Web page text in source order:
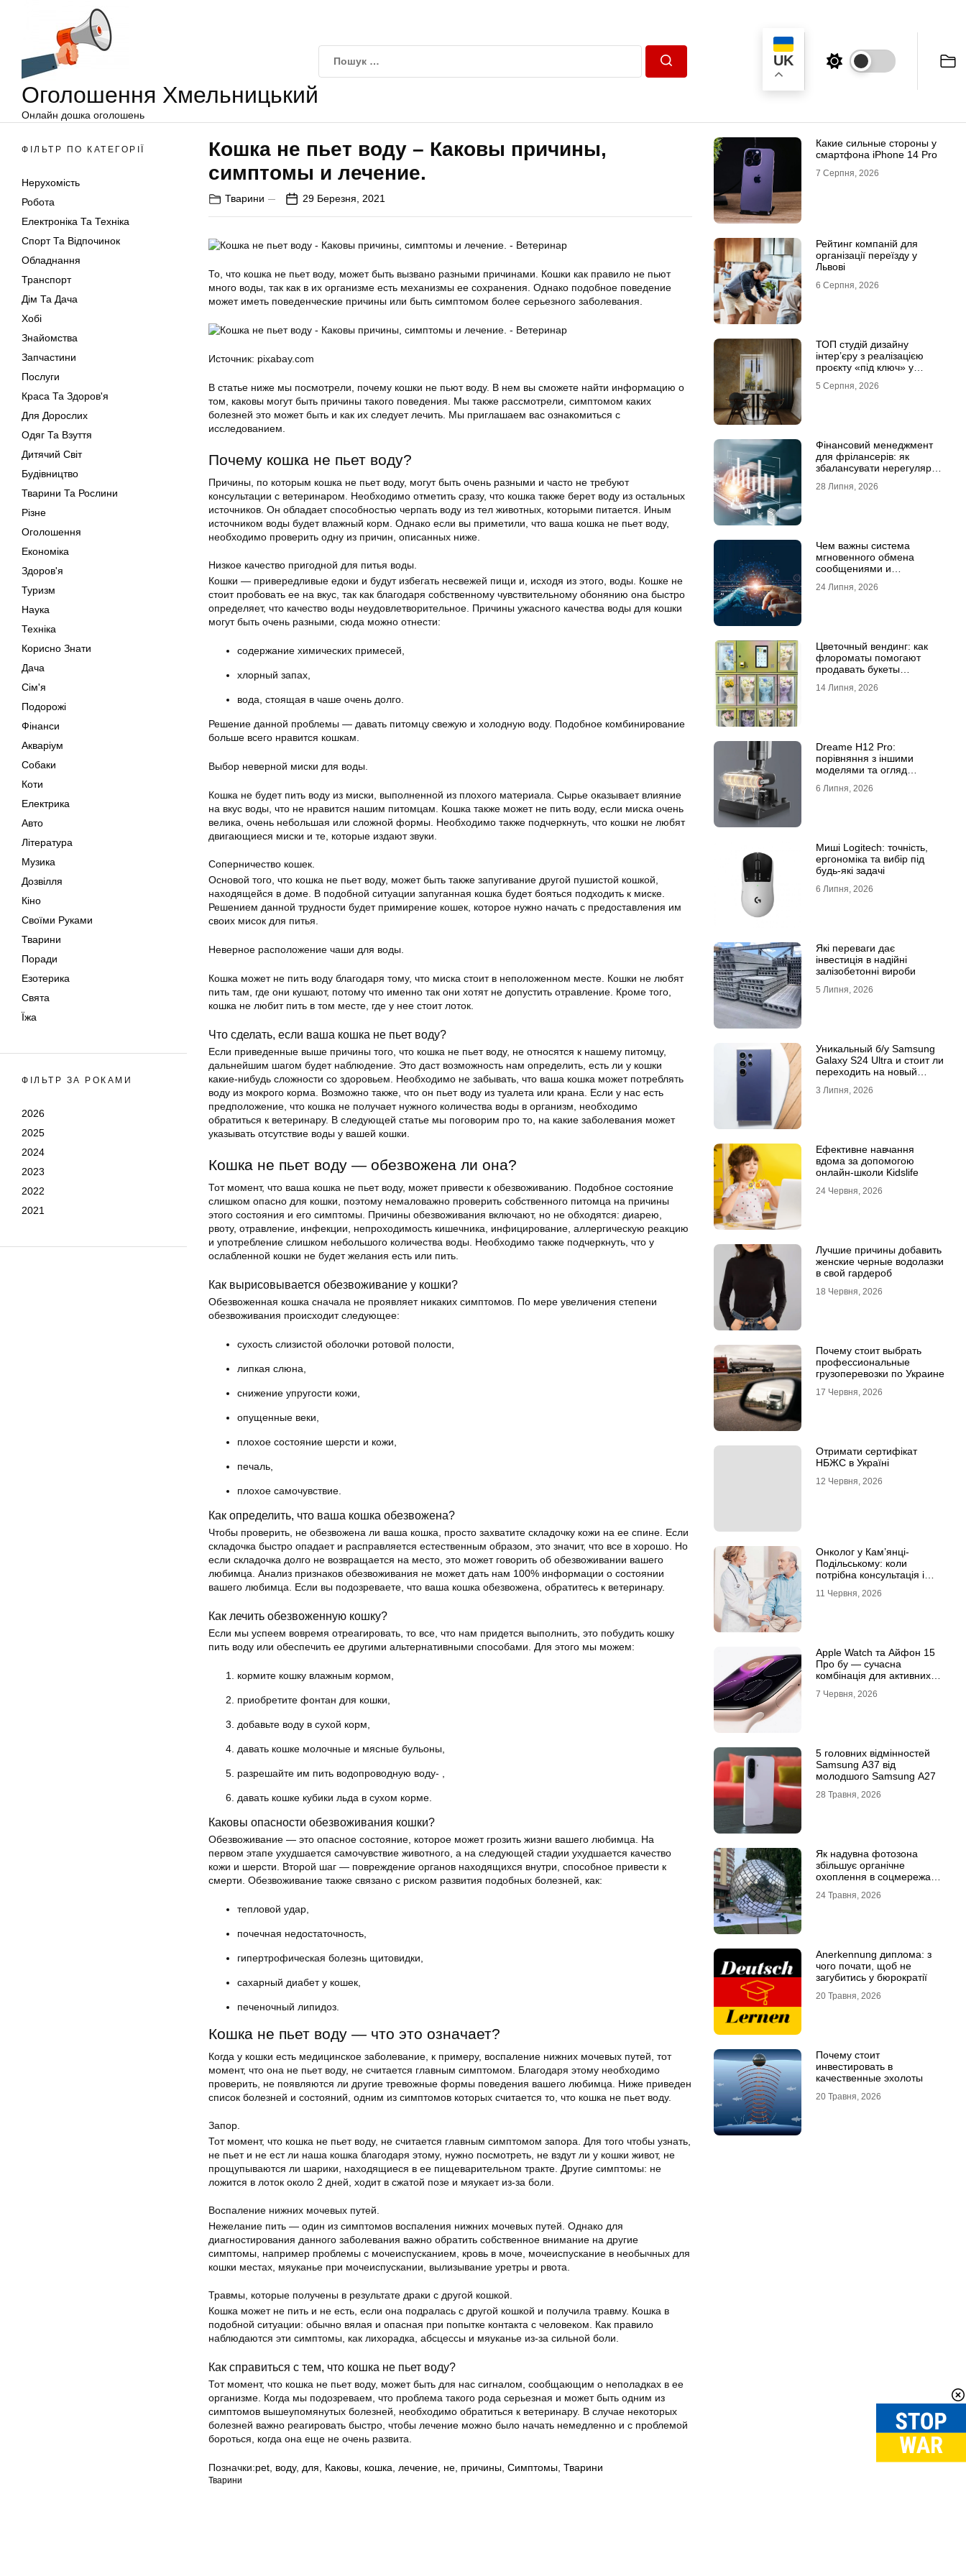
Оголошення Хмельницький
Онлайн дошка оголошень
UK
ФІЛЬТР ПО КАТЕГОРІЇ
Нерухомість
Робота
Електроніка Та Техніка
Спорт Та Відпочинок
Обладнання
Транспорт
Дім Та Дача
Хобі
Знайомства
Запчастини
Послуги
Краса Та Здоров'я
Для Дорослих
Одяг Та Взуття
Дитячий Світ
Будівництво
Тварини Та Рослини
Різне
Оголошення
Економіка
Здоров'я
Туризм
Наука
Техніка
Корисно Знати
Дача
Сім'я
Подорожі
Фінанси
Акваріум
Собаки
Коти
Електрика
Авто
Література
Музика
Дозвілля
Кіно
Своїми Руками
Тварини
Поради
Езотерика
Свята
Їжа
ФІЛЬТР ЗА РОКАМИ
2026
2025
2024
2023
2022
2021
Кошка не пьет воду – Каковы причины,
симптомы и лечение.
Тварини 29 Березня, 2021
То, что кошка не пьет воду, может быть вызвано разными причинами. Кошки как правило не пьют
много воды, так как в их организме есть механизмы ее сохранения. Однако подобное поведение
может иметь поведенческие причины или быть симптомом более серьезного заболевания.
Источник: pixabay.com
В статье ниже мы посмотрели, почему кошки не пьют воду. В нем вы сможете найти информацию о
том, каковы могут быть причины такого поведения. Мы также рассмотрели, симптомом каких
болезней это может быть и как их следует лечить. Мы приглашаем вас ознакомиться с
исследованием.
Почему кошка не пьет воду?
Причины, по которым кошка не пьет воду, могут быть очень разными и часто не требуют
консультации с ветеринаром. Необходимо отметить сразу, что кошка также берет воду из остальных
источников. Он обладает способностью черпать воду из тел животных, которыми питается. Иным
источником воды будет влажный корм. Однако если вы приметили, что ваша кошка не пьет воду,
необходимо проверить одну из причин, описанных ниже.
Низкое качество пригодной для питья воды.
Кошки — привередливые едоки и будут избегать несвежей пищи и, исходя из этого, воды. Кошке не
стоит пробовать ее на вкус, так как благодаря собственному чувствительному обонянию она быстро
определяет, что качество воды неудовлетворительное. Причины ужасного качества воды для кошки
могут быть очень разными, сюда можно отнести:
содержание химических примесей,
хлорный запах,
вода, стоящая в чаше очень долго.
Решение данной проблемы — давать питомцу свежую и холодную воду. Подобное комбинирование
больше всего нравится кошкам.
Выбор неверной миски для воды.
Кошка не будет пить воду из миски, выполненной из плохого материала. Сырье оказывает влияние
на вкус воды, что не нравится нашим питомцам. Кошка также может не пить воду, если миска очень
велика, очень небольшая или сложной формы. Необходимо также подчеркнуть, что кошки не любят
двигающиеся миски и те, которые издают звуки.
Соперничество кошек.
Основой того, что кошка не пьет воду, может быть также запугивание другой пушистой кошкой,
находящейся в доме. В подобной ситуации запуганная кошка будет бояться подходить к миске.
Решением данной трудности будет примирение кошек, которое нужно начать с предоставления им
своих мисок для питья.
Неверное расположение чаши для воды.
Кошка может не пить воду благодаря тому, что миска стоит в неположенном месте. Кошки не любят
пить там, где они кушают, потому что именно так они хотят не допустить отравление. Кроме того,
кошка не любит пить в том месте, где у нее стоит лоток.
Что сделать, если ваша кошка не пьет воду?
Если приведенные выше причины того, что кошка не пьет воду, не относятся к нашему питомцу,
дальнейшим шагом будет наблюдение. Это даст возможность нам определить, есть ли у кошки
какие-нибудь сложности со здоровьем. Необходимо не забывать, что ваша кошка может потреблять
воду из мокрого корма. Возможно также, что он пьет воду из туалета или крана. Если у нас есть
предположение, что кошка не получает нужного количества воды в организм, необходимо
обратиться к ветеринару. В следующей статье мы поговорим про то, на какие заболевания может
указывать отсутствие воды у вашей кошки.
Кошка не пьет воду — обезвожена ли она?
Тот момент, что ваша кошка не пьет воду, может привести к обезвоживанию. Подобное состояние
слишком опасно для кошки, поэтому немаловажно проверить собственного питомца на причины
этого состояния и его симптомы. Причины обезвоживания включают, но не обходятся: диарею,
рвоту, отравление, инфекции, непроходимость кишечника, инфицирование, аллергическую реакцию
и употребление слишком небольшого количества воды. Необходимо также подчеркнуть, что у
ослабленной кошки не будет желания есть или пить.
Как вырисовывается обезвоживание у кошки?
Обезвоженная кошка сначала не проявляет никаких симптомов. По мере увеличения степени
обезвоживания происходит следующее:
сухость слизистой оболочки ротовой полости,
липкая слюна,
снижение упругости кожи,
опущенные веки,
плохое состояние шерсти и кожи,
печаль,
плохое самочувствие.
Как определить, что ваша кошка обезвожена?
Чтобы проверить, не обезвожена ли ваша кошка, просто захватите складочку кожи на ее спине. Если
складочка быстро опадает и расправляется естественным образом, это значит, что все в хорошо. Но
если складочка долго не возвращается на место, это может говорить об обезвоживании вашего
любимца. Анализ признаков обезвоживания не может дать нам 100% информации о состоянии
вашего любимца. Если вы подозреваете, что ваша кошка обезвожена, обратитесь к ветеринару.
Как лечить обезвоженную кошку?
Если мы успеем вовремя отреагировать, то все, что нам придется выполнить, это побудить кошку
пить воду или обеспечить ее другими альтернативными способами. Для этого мы можем:
кормите кошку влажным кормом,
приобретите фонтан для кошки,
добавьте воду в сухой корм,
давать кошке молочные и мясные бульоны,
разрешайте им пить водопроводную воду- ,
давать кошке кубики льда в сухом корме.
Каковы опасности обезвоживания кошки?
Обезвоживание — это опасное состояние, которое может грозить жизни вашего любимца. На
первом этапе ухудшается самочувствие животного, а на следующей стадии ухудшается качество
кожи и шерсти. Второй шаг — повреждение органов находящихся внутри, способное привести к
смерти. Обезвоживание также связано с риском развития подобных болезней, как:
тепловой удар,
почечная недостаточность,
гипертрофическая болезнь щитовидки,
сахарный диабет у кошек,
печеночный липидоз.
Кошка не пьет воду — что это означает?
Когда у кошки есть медицинское заболевание, к примеру, воспаление нижних мочевых путей, тот
момент, что она не пьет воду, не считается главным симптомом. Благодаря этому необходимо
проверить, не появляются ли другие тревожные формы поведения вашего любимца. Ниже приведен
список болезней и состояний, одним из симптомов которых считается то, что кошка не пьет воду.
Запор.
Тот момент, что кошка не пьет воду, не считается главным симптомом запора. Для того чтобы узнать,
не пьет и не ест ли наша кошка благодаря этому, нужно посмотреть, не вздут ли у кошки живот, не
прощупываются ли шарики, находящиеся в ее пищеварительном тракте. Другие симптомы: не
ложится в лоток около 2 дней, ходит в сжатой позе и мяукает из-за боли.
Воспаление нижних мочевых путей.
Нежелание пить — один из симптомов воспаления нижних мочевых путей. Однако для
диагностирования данного заболевания важно обратить собственное внимание на другие
симптомы, например проблемы с мочеиспусканием, кровь в моче, мочеиспускание в необычных для
кошки местах, мяуканье при мочеиспускании, вылизывание уретры и рвота.
Травмы, которые получены в результате драки с другой кошкой.
Кошка может не пить и не есть, если она подралась с другой кошкой и получила травму. Кошка в
подобной ситуации: обычно вялая и опасная при попытке контакта с человеком. Как правило
наблюдаются эти симптомы, как лихорадка, абсцессы и мяуканье из-за сильной боли.
Как справиться с тем, что кошка не пьет воду?
Тот момент, что кошка не пьет воду, может быть для нас сигналом, сообщающим о неполадках в ее
организме. Когда мы подозреваем, что проблема такого рода серьезная и может быть одним из
симптомов вышеупомянутых болезней, необходимо обратиться к ветеринару. В случае некоторых
болезней важно реагировать быстро, чтобы лечение можно было начать немедленно и с проблемой
бороться, когда она еще не очень развита.
Позначки:pet воду, для Каковы кошка лечение не причины Симптомы Тварини
Тварини
Какие сильные стороны у
смартфона iPhone 14 Pro
7 Серпня, 2026
Рейтинг компаній для
організації переїзду у
Львові
6 Серпня, 2026
ТОП студій дизайну
інтер’єру з реалізацією
проєкту «під ключ» у
5 Серпня, 2026
Фінансовий менеджмент
для фрілансерів: як
збалансувати нерегулярні
28 Липня, 2026
Чем важны система
мгновенного обмена
сообщениями и
информации для бизнеса
24 Липня, 2026
Цветочный вендинг: как
флороматы помогают
продавать букеты
14 Липня, 2026
Dreame H12 Pro:
порівняння з іншими
моделями та огляд
6 Липня, 2026
Миші Logitech: точність,
ергономіка та вибір під
будь-які задачі
6 Липня, 2026
Які переваги дає
інвестиція в надійні
залізобетонні вироби
5 Липня, 2026
Уникальный б/у Samsung
Galaxy S24 Ultra и стоит ли
переходить на новый
3 Липня, 2026
Ефективне навчання
вдома за допомогою
онлайн-школи Kidslife
24 Червня, 2026
Лучшие причины добавить
женские черные водолазки
в свой гардероб
18 Червня, 2026
Почему стоит выбрать
профессиональные
грузоперевозки по Украине
17 Червня, 2026
Отримати сертифікат
НБЖС в Україні
12 Червня, 2026
Онколог у Кам’янці-
Подільському: коли
потрібна консультація і
обстеження?
11 Червня, 2026
Apple Watch та Айфон 15
Про бу — сучасна
комбінація для активних
7 Червня, 2026
5 головних відмінностей
Samsung A37 від
молодшого Samsung A27
28 Травня, 2026
Як надувна фотозона
збільшує органічне
охоплення в соцмережах:
контенту
24 Травня, 2026
Anerkennung диплома: з
чого почати, щоб не
загубитись у бюрократії
20 Травня, 2026
Почему стоит
инвестировать в
качественные эхолоты
20 Травня, 2026